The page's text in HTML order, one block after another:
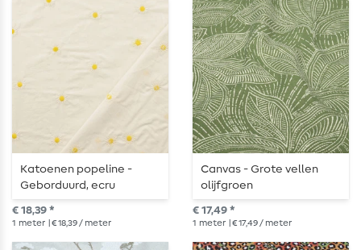
Katoenen popeline -
Geborduurd, ecru
€ 18,39 *
1 meter | € 18,39 / meter
Canvas - Grote vellen
olijfgroen
€ 17,49 *
1 meter | € 17,49 / meter